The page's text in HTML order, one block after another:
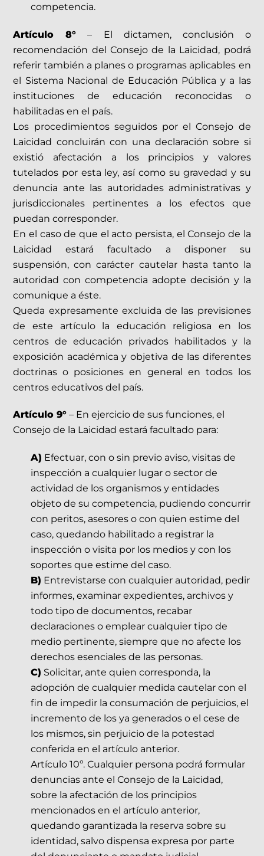
competencia.
Artículo 8° – El dictamen, conclusión o
recomendación del Consejo de la Laicidad, podrá
referir también a planes o programas aplicables en
el Sistema Nacional de Educación Pública y a las
instituciones de educación reconocidas o
habilitadas en el país.
Los procedimientos seguidos por el Consejo de
Laicidad concluirán con una declaración sobre si
existió afectación a los principios y valores
tutelados por esta ley, así como su gravedad y su
denuncia ante las autoridades administrativas y
jurisdiccionales pertinentes a los efectos que
puedan corresponder.
En el caso de que el acto persista, el Consejo de la
Laicidad estará facultado a disponer su
suspensión, con carácter cautelar hasta tanto la
autoridad con competencia adopte decisión y la
comunique a éste.
Queda expresamente excluida de las previsiones
de este artículo la educación religiosa en los
centros de educación privados habilitados y la
exposición académica y objetiva de las diferentes
doctrinas o posiciones en general en todos los
centros educativos del país.
Artículo 9° – En ejercicio de sus funciones, el
Consejo de la Laicidad estará facultado para:
A) Efectuar, con o sin previo aviso, visitas de
inspección a cualquier lugar o sector de
actividad de los organismos y entidades
objeto de su competencia, pudiendo concurrir
con peritos, asesores o con quien estime del
caso, quedando habilitado a registrar la
inspección o visita por los medios y con los
soportes que estime del caso.
B) Entrevistarse con cualquier autoridad, pedir
informes, examinar expedientes, archivos y
todo tipo de documentos, recabar
declaraciones o emplear cualquier tipo de
medio pertinente, siempre que no afecte los
derechos esenciales de las personas.
C) Solicitar, ante quien corresponda, la
adopción de cualquier medida cautelar con el
fin de impedir la consumación de perjuicios, el
incremento de los ya generados o el cese de
los mismos, sin perjuicio de la potestad
conferida en el artículo anterior.
Artículo 10º. Cualquier persona podrá formular
denuncias ante el Consejo de la Laicidad,
sobre la afectación de los principios
mencionados en el artículo anterior,
quedando garantizada la reserva sobre su
identidad, salvo dispensa expresa por parte